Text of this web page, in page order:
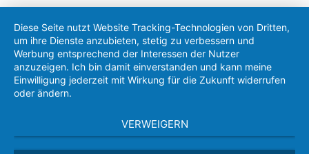
Diese Seite nutzt Website Tracking-Technologien von Dritten,
um ihre Dienste anzubieten, stetig zu verbessern und
Werbung entsprechend der Interessen der Nutzer
anzuzeigen. Ich bin damit einverstanden und kann meine
Einwilligung jederzeit mit Wirkung für die Zukunft widerrufen
oder ändern.
VERWEIGERN